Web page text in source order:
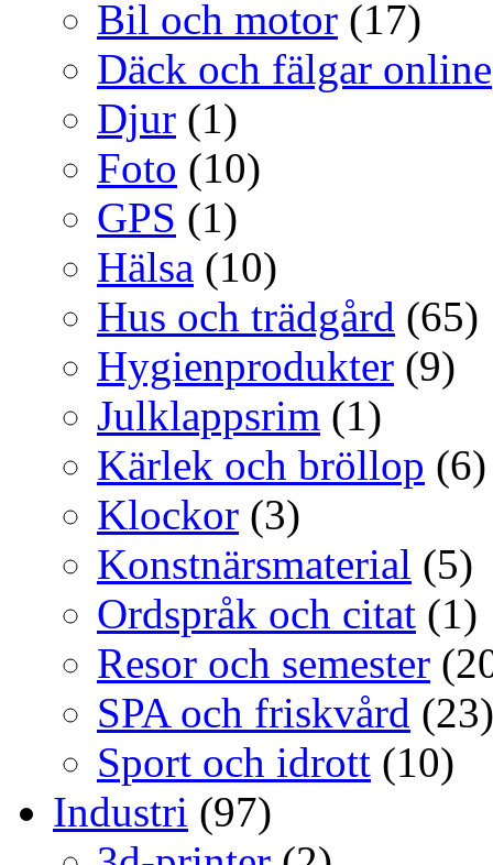
Bil och motor (17)
Däck och fälgar online
Djur (1)
Foto (10)
GPS (1)
Hälsa (10)
Hus och trädgård (65)
Hygienprodukter (9)
Julklappsrim (1)
Kärlek och bröllop (6)
Klockor (3)
Konstnärsmaterial (5)
Ordspråk och citat (1)
Resor och semester
SPA och friskvård (23)
Sport och idrott (10)
Industri (97)